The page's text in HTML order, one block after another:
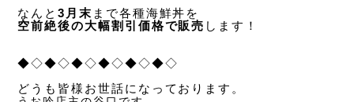
なんと3 月末 まで各種海鮮丼を
空前絶後の大幅割引価格で販売 します！
◆◇◆◇◆◇◆◇◆◇◆◇
どうも皆様お世話になっております。